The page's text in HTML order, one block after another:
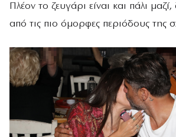
Πλέον το ζευγάρι είναι και πάλι
από τις πιο όμορφες περιόδους της